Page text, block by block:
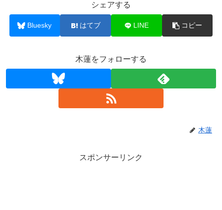
シェアする
Bluesky はてブ LINE コピー
木蓮をフォローする
木蓮
スポンサーリンク